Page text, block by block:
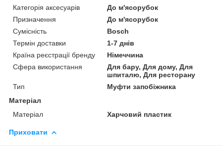
Категорія аксесуарів
До м'ясорубок
Призначення
До м'ясорубок
Сумісність
Bosch
Термін доставки
1-7 днів
Країна реєстрації бренду
Німеччина
Сфера використання
Для бару, Для дому, Для
шпиталю, Для ресторану
Тип
Муфти запобіжника
Матеріал
Матеріал
Харчовий пластик
Приховати